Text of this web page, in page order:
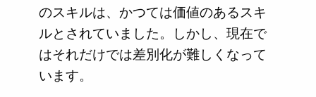
のスキルは、かつては価値のあるスキ
ルとされていました。しかし、現在で
はそれだけでは差別化が難しくなって
います。